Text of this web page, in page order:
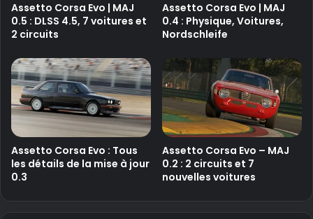
Assetto Corsa Evo | MAJ
0.5 : DLSS 4.5, 7 voitures et
2 circuits
Assetto Corsa Evo | MAJ
0.4 : Physique, Voitures,
Nordschleife
Assetto Corsa Evo : Tous
les détails de la mise à jour
0.3
Assetto Corsa Evo – MAJ
0.2 : 2 circuits et 7
nouvelles voitures